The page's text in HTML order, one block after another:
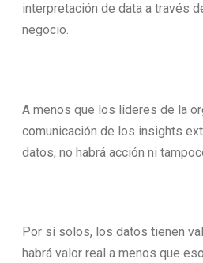
interpretación de data a través
negocio.
A menos que los líderes de la
comunicación de los insights
datos, no habrá acción ni
Por sí solos, los datos tienen
habrá valor real a menos que